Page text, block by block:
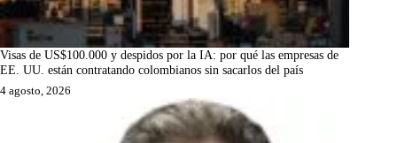
Visas de US$100.000 y despidos por la IA: por qué las empresas de
EE. UU. están contratando colombianos sin sacarlos del país
4 agosto, 2026